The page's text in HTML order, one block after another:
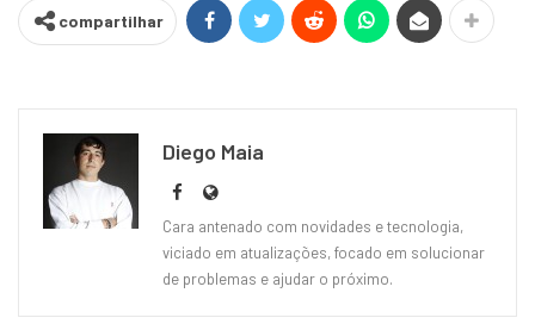
compartilhar
Diego Maia
Cara antenado com novidades e tecnologia,
viciado em atualizações, focado em solucionar
de problemas e ajudar o próximo.